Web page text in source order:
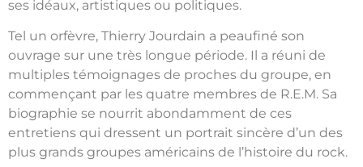
ses idéaux, artistiques ou politiques.
Tel un orfèvre, Thierry Jourdain a peaufiné son
ouvrage sur une très longue période. Il a réuni de
multiples témoignages de proches du groupe, en
commençant par les quatre membres de R.E.M. Sa
biographie se nourrit abondamment de ces
entretiens qui dressent un portrait sincère d’un des
plus grands groupes américains de l’histoire du rock.